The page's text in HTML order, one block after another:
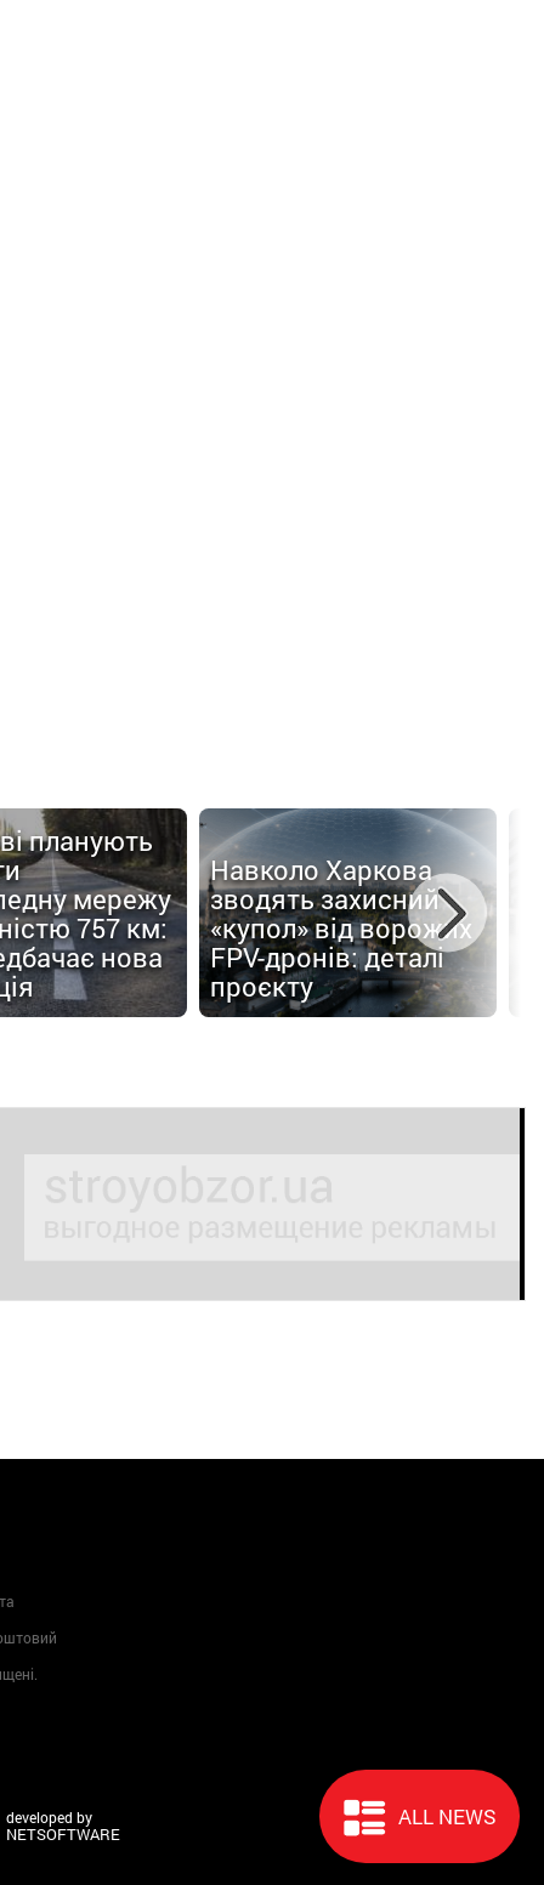
ALL NEWS
планують
мережу
757 км:
нова
Навколо Харкова
зводять захисний
«купол» від ворожих
FPV-дронів: деталі
проєкту
developed by
NETSOFTWARE